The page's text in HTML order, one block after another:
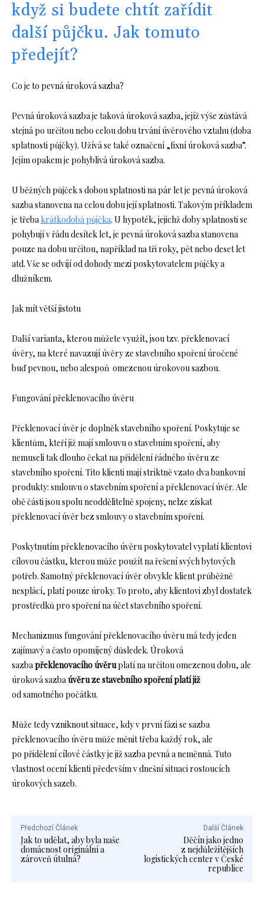
když si budete chtít zařídit
další půjčku. Jak tomuto
předejít?
Co je to pevná úroková sazba?
Pevná úroková sazba je taková úroková sazba, jejíž výše zůstává
stejná po určitou nebo celou dobu trvání úvěrového vztahu (doba
splatnosti půjčky). Užívá se také označení „fixní úroková sazba”.
Jejím opakem je pohyblivá úroková sazba.
U běžných půjček s dobou splatnosti na pár let je pevná úroková
sazba stanovena na celou dobu její splatnosti. Takovým příkladem
je třeba krátkodobá půjčka. U hypoték, jejichž doby splatnosti se
pohybují v řádu desítek let, je pevná úroková sazba stanovena
pouze na dobu určitou, například na tři roky, pět nebo deset let
atd. Vše se odvíjí od dohody mezi poskytovatelem půjčky a
dlužníkem.
Jak mít větší jistotu
Další varianta, kterou můžete využít, jsou tzv. překlenovací
úvěry, na které navazují úvěry ze stavebního spoření úročené
buď pevnou, nebo alespoň omezenou úrokovou sazbou.
Fungování překlenovacího úvěru
Překlenovací úvěr je doplněk stavebního spoření. Poskytuje se
klientům, kteří již mají smlouvu o stavebním spoření, aby
nemuseli tak dlouho čekat na přidělení řádného úvěru ze
stavebního spoření. Tito klienti mají striktně vzato dva bankovní
produkty: smlouvu o stavebním spoření a překlenovací úvěr. Ale
obě části jsou spolu neoddělitelně spojeny, nelze získat
překlenovací úvěr bez smlouvy o stavebním spoření.
Poskytnutím překlenovacího úvěru poskytovatel vyplatí klientovi
cílovou částku, kterou může použít na řešení svých bytových
potřeb. Samotný překlenovací úvěr obvykle klient průběžně
nesplácí, platí pouze úroky. To proto, aby klientovi zbyl dostatek
prostředků pro spoření na účet stavebního spoření.
Mechanizmus fungování překlenovacího úvěru má tedy jeden
zajímavý a často opomíjený důsledek. Úroková
sazbapřeklenovacího úvěruplatí na určitou omezenou dobu, ale
úroková sazbaúvěru ze stavebního spoření platí již
od samotného počátku.
Může tedy vzniknout situace, kdy v první fázi se sazba
překlenovacího úvěru může měnit třeba každý rok, ale
po přidělení cílové částky je již sazba pevná a neměnná. Tuto
vlastnost ocení klienti především v dnešní situaci rostoucích
úrokových sazeb.
Předchozí Článek
Jak to udělat, aby byla naše
domácnost originální a
zároveň útulná?
Další Článek
Děčín jako jedno
z nejdůležitějších
logistických center v České
republice